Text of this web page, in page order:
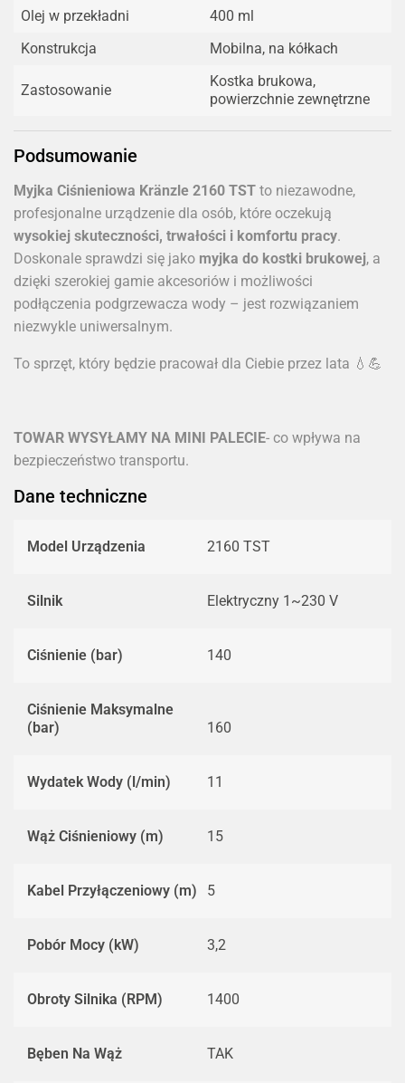
Olej w przekładni
400 ml
Konstrukcja
Mobilna, na kółkach
Zastosowanie
Kostka brukowa,
powierzchnie zewnętrzne
Podsumowanie
Myjka Ciśnieniowa Kränzle 2160 TST to niezawodne,
profesjonalne urządzenie dla osób, które oczekują
wysokiej skuteczności, trwałości i komfortu pracy.
Doskonale sprawdzi się jako myjka do kostki brukowej, a
dzięki szerokiej gamie akcesoriów i możliwości
podłączenia podgrzewacza wody – jest rozwiązaniem
niezwykle uniwersalnym.
To sprzęt, który będzie pracował dla Ciebie przez lata 💧💪
TOWAR WYSYŁAMY NA MINI PALECIE- co wpływa na
bezpieczeństwo transportu.
Dane techniczne
Model Urządzenia 2160 TST
Silnik Elektryczny 1~230 V
Ciśnienie (bar) 140
Ciśnienie Maksymalne
(bar)
160
Wydatek Wody (l/min) 11
Wąż Ciśnieniowy (m) 15
Kabel Przyłączeniowy (m) 5
Pobór Mocy (kW) 3,2
Obroty Silnika (RPM) 1400
Bęben Na Wąż TAK